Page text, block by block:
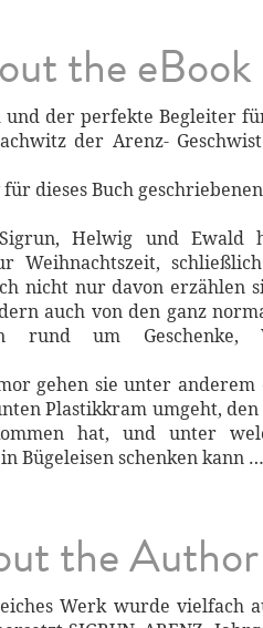
the eBook
und der perfekte Begleiter
der Arenz-
dieses Buch geschriebenen
Helwig und Ewald
Weihnachtszeit,
nicht nur davon erzählen
auch von den ganz
rund um Geschenke,
gehen sie unter anderem
Plastikkram umgeht, den
hat, und unter
Bügeleisen schenken kann …
the Author
Werk wurde vielfach